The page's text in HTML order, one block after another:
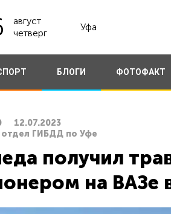
август
четверг
Уфа
БЛОГИ ФОТОФАКТ
12.07.2023
отдел ГИБДД по Уфе
получил
на ВАЗе